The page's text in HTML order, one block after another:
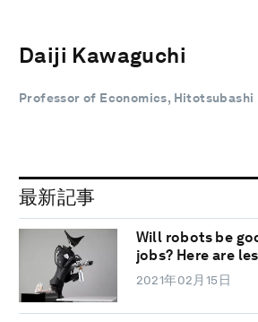
Daiji Kawaguchi
Professor of Economics,
最新記事
Will robots be
jobs? Here are
2021年02月15日